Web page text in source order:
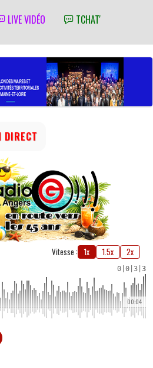
LIVE VIDÉO TCHAT'
DIRECT
Vitesse : 1x 1.5x 2x
0 0 3 3
00:04